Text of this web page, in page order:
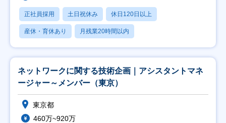
正社員採用 土日祝休み 休日120日以上
産休・育休あり 月残業20時間以内
ネットワークに関する技術企画｜アシスタントマネ
ージャー～メンバー（東京）
東京都
460万~920万